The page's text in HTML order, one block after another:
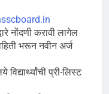
नोंदणी करावी लागेल
भरून नवीन अर्ज
प्री-लिस्ट